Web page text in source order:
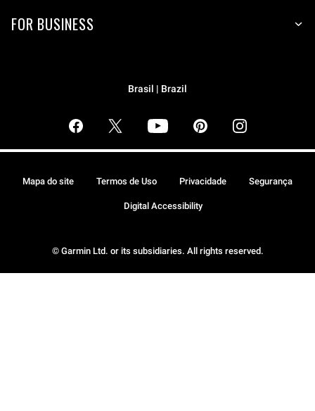
FOR BUSINESS
Brasil | Brazil
© Garmin Ltd. or its subsidiaries. All rights reserved.
Mapa do site Termos de Uso Privacidade Segurança
Digital Accessibility